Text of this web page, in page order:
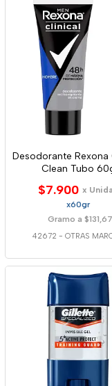
Desodorante Rexona
Clean Tubo
$7.900 x
x60gr
Gramo a $131,67
42672 - OTRAS